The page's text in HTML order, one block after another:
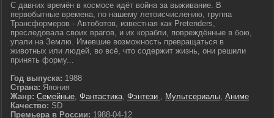
C давних времён в космосе идёт война за выживание. В
первобытные времена, по нашему летоисчислению, группа
Трансформеров - Автоботов, известная как Pretenders,
преследовала своих врагов, и их корабли, повреждённые в бою,
упали на Землю. Имевшие возможность превращаться в
животных или людей, во всё, что содержит жизнь, они решили
принять форму...
Год выпуска: 1988
Страна: Япония
Жанр: Семейные, Фантастика, Фэнтези , Мультсериалы, Аниме
Качество: SD
Премьера в России: 1988-04-12